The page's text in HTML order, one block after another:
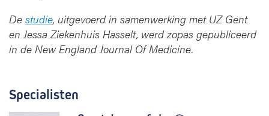
De studie, uitgevoerd in samenwerking met UZ Gent
en Jessa Ziekenhuis Hasselt, werd zopas gepubliceerd
in de New England Journal Of Medicine.
Specialisten